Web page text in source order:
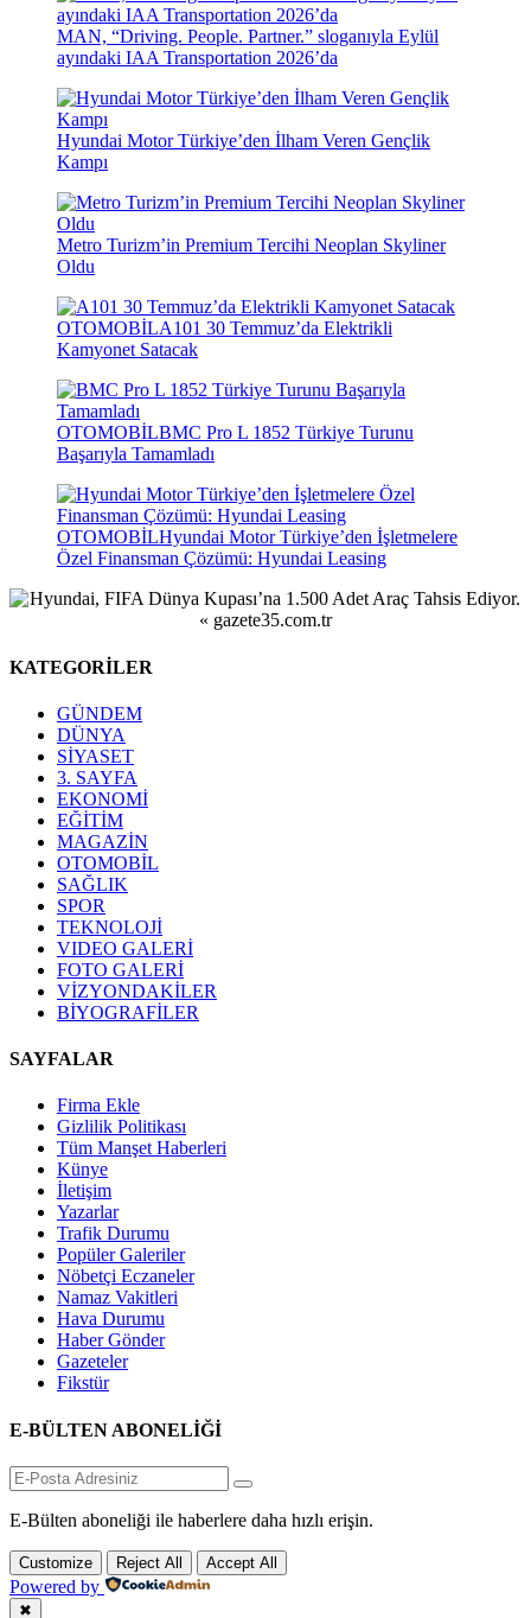
MAN, “Driving. People. Partner.” sloganıyla Eylül
ayındaki IAA Transportation 2026’da
Hyundai Motor Türkiye’den İlham Veren Gençlik
Kampı
Metro Turizm’in Premium Tercihi Neoplan Skyliner
Oldu
OTOMOBİLA101 30 Temmuz’da Elektrikli
Kamyonet Satacak
OTOMOBİLBMC Pro L 1852 Türkiye Turunu
Başarıyla Tamamladı
OTOMOBİLHyundai Motor Türkiye’den İşletmelere
Özel Finansman Çözümü: Hyundai Leasing
KATEGORİLER
GÜNDEM
DÜNYA
SİYASET
3. SAYFA
EKONOMİ
EĞİTİM
MAGAZİN
OTOMOBİL
SAĞLIK
SPOR
TEKNOLOJİ
VIDEO GALERİ
FOTO GALERİ
VİZYONDAKİLER
BİYOGRAFİLER
SAYFALAR
Firma Ekle
Gizlilik Politikası
Tüm Manşet Haberleri
Künye
İletişim
Yazarlar
Trafik Durumu
Popüler Galeriler
Nöbetçi Eczaneler
Namaz Vakitleri
Hava Durumu
Haber Gönder
Gazeteler
Fikstür
E-BÜLTEN ABONELİĞİ
E-Bülten aboneliği ile haberlere daha hızlı erişin.
Customize Reject All Accept All
Powered by
✖